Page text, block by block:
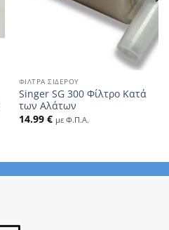
ΦΊΛΤΡΑ ΣΊΔΕΡΟΥ
Singer SG 300 Φίλτρο Κατά
των Αλάτων
14.99 € με Φ.Π.Α.